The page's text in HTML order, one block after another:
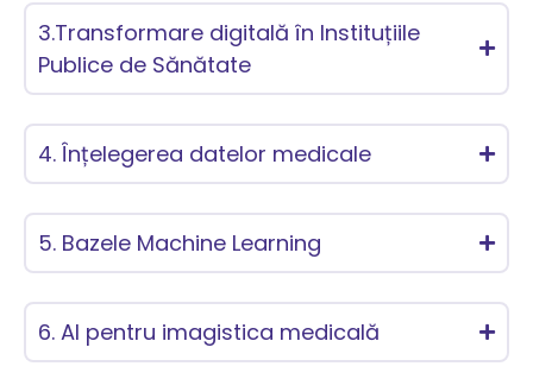
3.Transformare digitală în Instituțiile
Publice de Sănătate
4. Înțelegerea datelor medicale
5. Bazele Machine Learning
6. AI pentru imagistica medicală